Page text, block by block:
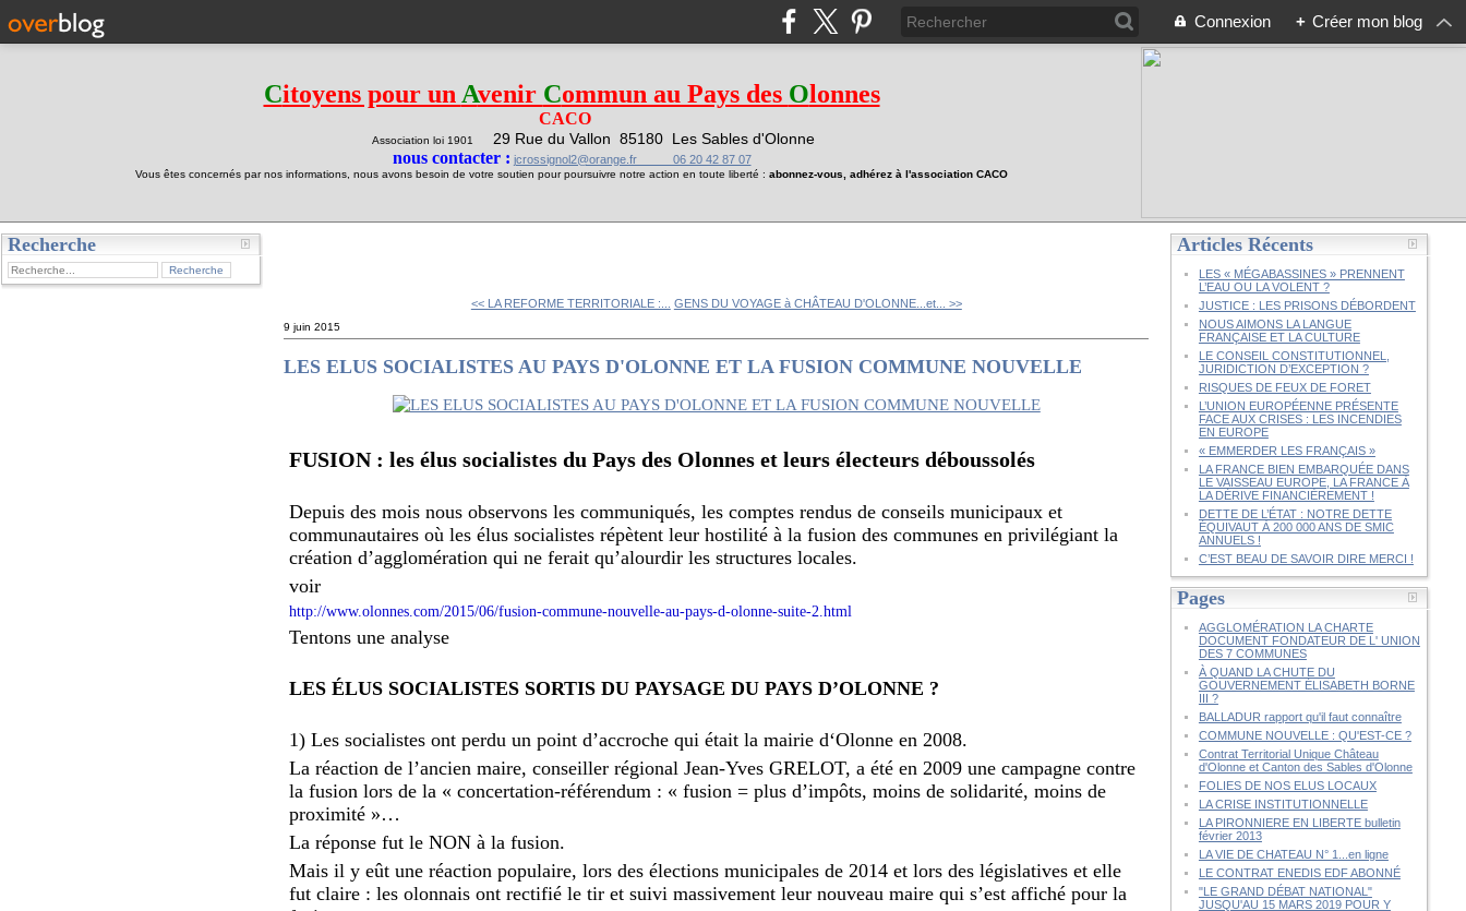
Connexion + Créer mon blog
Citoyens pour un Avenir Commun au Pays des Olonnes
CACO
Association loi 1901 29 Rue du Vallon 85180 Les Sables d'Olonne
nous contacter : jcrossignol2@orange.fr 06 20 42 87 07
Vous êtes concernés par nos informations, nous avons besoin de votre soutien pour poursuivre notre action en toute liberté : abonnez-vous, adhérez à l'association CACO
Recherche
<< LA REFORME TERRITORIALE :... GENS DU VOYAGE à CHÂTEAU D'OLONNE...et... >>
9 juin 2015
LES ELUS SOCIALISTES AU PAYS D'OLONNE ET LA FUSION COMMUNE NOUVELLE
FUSION : les élus socialistes du Pays des Olonnes et leurs électeurs déboussolés
Depuis des mois nous observons les communiqués, les comptes rendus de conseils municipaux et
communautaires où les élus socialistes répètent leur hostilité à la fusion des communes en privilégiant la
création d’agglomération qui ne ferait qu’alourdir les structures locales.
voir
http://www.olonnes.com/2015/06/fusion-commune-nouvelle-au-pays-d-olonne-suite-2.html
Tentons une analyse
LES ÉLUS SOCIALISTES SORTIS DU PAYSAGE DU PAYS D’OLONNE ?
1) Les socialistes ont perdu un point d’accroche qui était la mairie d‘Olonne en 2008.
La réaction de l’ancien maire, conseiller régional Jean-Yves GRELOT, a été en 2009 une campagne contre
la fusion lors de la « concertation-référendum : « fusion = plus d’impôts, moins de solidarité, moins de
proximité »…
La réponse fut le NON à la fusion.
Mais il y eût une réaction populaire, lors des élections municipales de 2014 et lors des législatives et elle
fut claire : les olonnais ont rectifié le tir et suivi massivement leur nouveau maire qui s’est affiché pour la
Articles Récents
LES « MÉGABASSINES » PRENNENT
L’EAU OU LA VOLENT ?
JUSTICE : LES PRISONS DÉBORDENT
NOUS AIMONS LA LANGUE
FRANÇAISE ET LA CULTURE
LE CONSEIL CONSTITUTIONNEL,
JURIDICTION D’EXCEPTION ?
RISQUES DE FEUX DE FORET
L’UNION EUROPÉENNE PRÉSENTE
FACE AUX CRISES : LES INCENDIES
EN EUROPE
« EMMERDER LES FRANÇAIS »
LA FRANCE BIEN EMBARQUÉE DANS
LE VAISSEAU EUROPE, LA FRANCE À
LA DÉRIVE FINANCIÈREMENT !
DETTE DE L’ÉTAT : NOTRE DETTE
ÉQUIVAUT À 200 000 ANS DE SMIC
ANNUELS !
C’EST BEAU DE SAVOIR DIRE MERCI !
Pages
AGGLOMÉRATION LA CHARTE
DOCUMENT FONDATEUR DE L' UNION
DES 7 COMMUNES
À QUAND LA CHUTE DU
GOUVERNEMENT ÉLISABETH BORNE
III ?
BALLADUR rapport qu'il faut connaître
COMMUNE NOUVELLE : QU'EST-CE ?
Contrat Territorial Unique Château
d'Olonne et Canton des Sables d'Olonne
FOLIES DE NOS ELUS LOCAUX
LA CRISE INSTITUTIONNELLE
LA PIRONNIERE EN LIBERTE bulletin
février 2013
LA VIE DE CHATEAU N° 1...en ligne
LE CONTRAT ENEDIS EDF ABONNÉ
"LE GRAND DÉBAT NATIONAL"
JUSQU'AU 15 MARS 2019 POUR Y